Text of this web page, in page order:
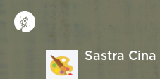
Sastra